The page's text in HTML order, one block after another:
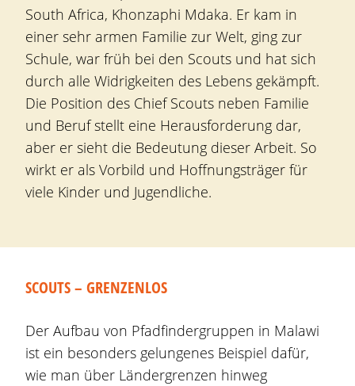
South Africa, Khonzaphi Mdaka. Er kam in
einer sehr armen Familie zur Welt, ging zur
Schule, war früh bei den Scouts und hat sich
durch alle Widrigkeiten des Lebens gekämpft.
Die Position des Chief Scouts neben Familie
und Beruf stellt eine Herausforderung dar,
aber er sieht die Bedeutung dieser Arbeit. So
wirkt er als Vorbild und Hoffnungsträger für
viele Kinder und Jugendliche.
SCOUTS – GRENZENLOS
Der Aufbau von Pfadfindergruppen in Malawi
ist ein besonders gelungenes Beispiel dafür,
wie man über Ländergrenzen hinweg